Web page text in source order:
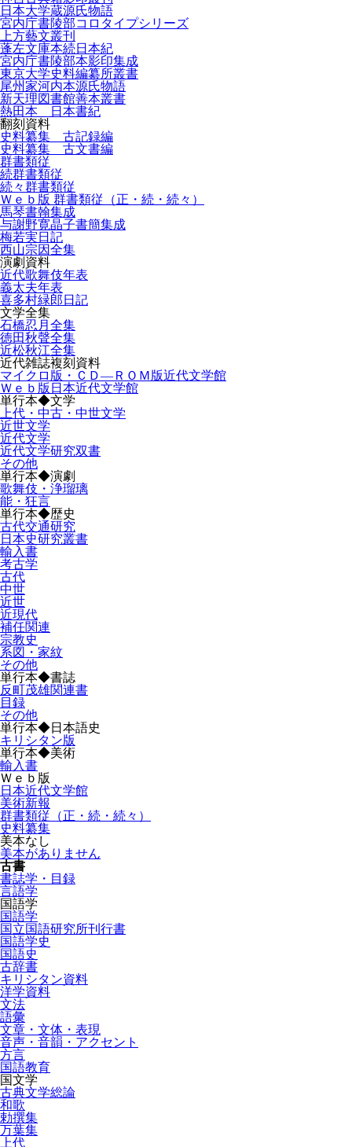
日本大学蔵源氏物語
宮内庁書陵部コロタイプシリーズ
上方藝文叢刊
蓬左文庫本続日本紀
宮内庁書陵部本影印集成
東京大学史料編纂所叢書
尾州家河内本源氏物語
新天理図書館善本叢書
熱田本 日本書紀
翻刻資料
史料纂集 古記録編
史料纂集 古文書編
群書類従
続群書類従
続々群書類従
Ｗｅｂ版 群書類従（正・続・続々）
馬琴書翰集成
与謝野寛晶子書簡集成
梅若実日記
西山宗因全集
演劇資料
近代歌舞伎年表
義太夫年表
喜多村緑郎日記
文学全集
石橋忍月全集
徳田秋聲全集
近松秋江全集
近代雑誌複刻資料
マイクロ版・ＣＤ―ＲＯＭ版近代文学館
Ｗｅｂ版日本近代文学館
単行本◆文学
上代・中古・中世文学
近世文学
近代文学
近代文学研究双書
その他
単行本◆演劇
歌舞伎・浄瑠璃
能・狂言
単行本◆歴史
古代交通研究
日本史研究叢書
輸入書
考古学
古代
中世
近世
近現代
補任関連
宗教史
系図・家紋
その他
単行本◆書誌
反町茂雄関連書
目録
その他
単行本◆日本語史
キリシタン版
単行本◆美術
輸入書
Ｗｅｂ版
日本近代文学館
美術新報
群書類従（正・続・続々）
史料纂集
美本なし
美本がありません
古書
書誌学・目録
言語学
国語学
国語学
国立国語研究所刊行書
国語学史
国語史
古辞書
キリシタン資料
洋学資料
文法
語彙
文章・文体・表現
音声・音韻・アクセント
方言
国語教育
国文学
古典文学総論
和歌
勅撰集
万葉集
上代